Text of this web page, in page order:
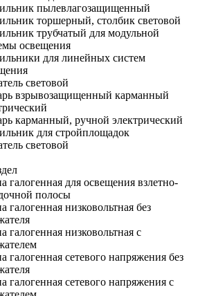
пылевлагозащищенный
торшерный, столбик световой
трубчатый для модульной
освещения
для линейных систем
световой
взрывозащищенный карманный
карманный, ручной электрический
для стройплощадок
световой
галогенная для освещения взлетно-
полосы
галогенная низковольтная без
галогенная низковольтная с
галогенная сетевого напряжения без
галогенная сетевого напряжения с